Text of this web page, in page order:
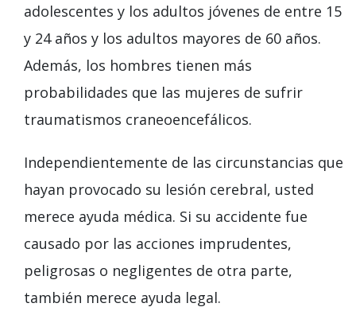
adolescentes y los adultos jóvenes de entre 15
y 24 años y los adultos mayores de 60 años.
Además, los hombres tienen más
probabilidades que las mujeres de sufrir
traumatismos craneoencefálicos.
Independientemente de las circunstancias que
hayan provocado su lesión cerebral, usted
merece ayuda médica. Si su accidente fue
causado por las acciones imprudentes,
peligrosas o negligentes de otra parte,
también merece ayuda legal.